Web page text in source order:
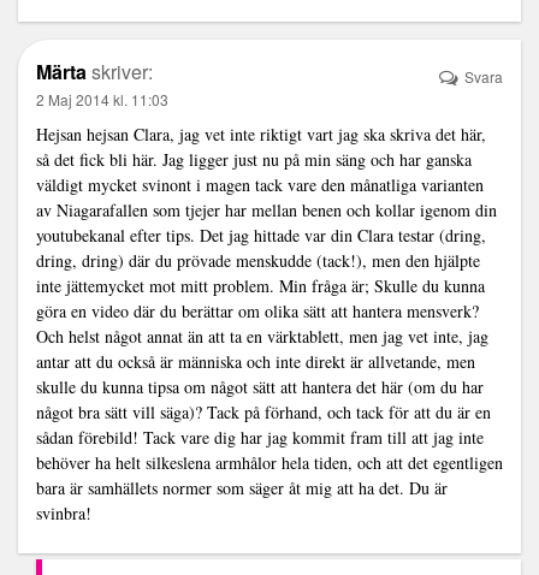
Märtaskriver:
2 Maj 2014 kl. 11:03
Hejsan hejsan Clara, jag vet inte riktigt vart jag ska skriva det här,
så det fick bli här. Jag ligger just nu på min säng och har ganska
väldigt mycket svinont i magen tack vare den månatliga varianten
av Niagarafallen som tjejer har mellan benen och kollar igenom din
youtubekanal efter tips. Det jag hittade var din Clara testar (dring,
dring, dring) där du prövade menskudde (tack!), men den hjälpte
inte jättemycket mot mitt problem. Min fråga är; Skulle du kunna
göra en video där du berättar om olika sätt att hantera mensverk?
Och helst något annat än att ta en värktablett, men jag vet inte, jag
antar att du också är människa och inte direkt är allvetande, men
skulle du kunna tipsa om något sätt att hantera det här (om du har
något bra sätt vill säga)? Tack på förhand, och tack för att du är en
sådan förebild! Tack vare dig har jag kommit fram till att jag inte
behöver ha helt silkeslena armhålor hela tiden, och att det egentligen
bara är samhällets normer som säger åt mig att ha det. Du är
svinbra!
Svara